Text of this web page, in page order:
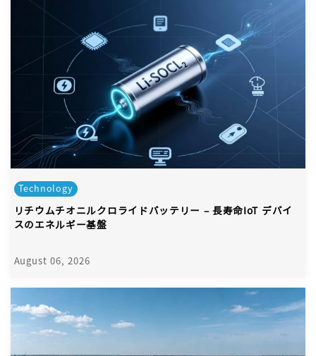
Technology
リチウムチオニルクロライドバッテリー – 長寿命IoT デバイ
スのエネルギー基盤
August 06, 2026